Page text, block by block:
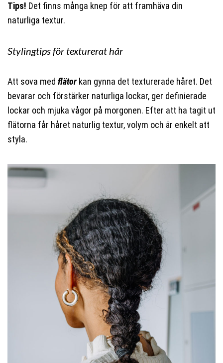
Tips! Det finns många knep för att framhäva din
naturliga textur.
Stylingtips för texturerat hår
Att sova med flätor kan gynna det texturerade håret. Det
bevarar och förstärker naturliga lockar, ger definierade
lockar och mjuka vågor på morgonen. Efter att ha tagit ut
flätorna får håret naturlig textur, volym och är enkelt att
styla.